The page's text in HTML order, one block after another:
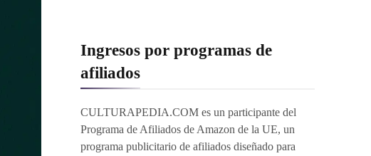
Ingresos por programas de
afiliados
CULTURAPEDIA.COM es un participante del
Programa de Afiliados de Amazon de la UE, un
programa publicitario de afiliados diseñado para